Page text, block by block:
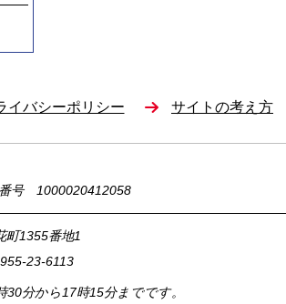
イバシーポリシー サイトの考え方
号 1000020412058
町1355番地1
23-6113
30分から17時15分までです。